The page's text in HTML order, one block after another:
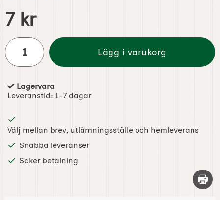
Handla denna produkt Julkort tomte mjölkar ko - A6
pris
7 kr
antal
Lägg i varukorg
Tillgänglighet:
Lagervara
Leveranstid: 1-7 dagar
Välj mellan brev, utlämningsställe och hemleverans
Snabba leveranser
Säker betalning
Skriv